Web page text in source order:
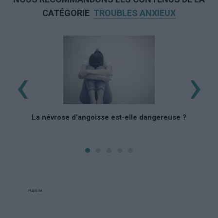
CATÉGORIE TROUBLES ANXIEUX
La névrose d'angoisse est-elle dangereuse ?
‹ ›
Publicité: